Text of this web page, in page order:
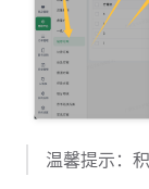
温馨提示：